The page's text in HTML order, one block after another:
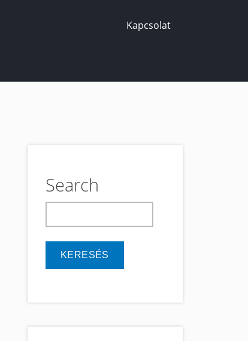
Kapcsolat
Search